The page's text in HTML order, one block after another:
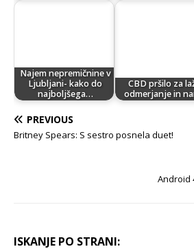
Najem nepremičnine v
Ljubljani- kako do
najboljšega…
CBD pršilo za
odmerjanje in
PREVIOUS
Britney Spears: S sestro posnela duet!
Android
ISKANJE PO STRANI: